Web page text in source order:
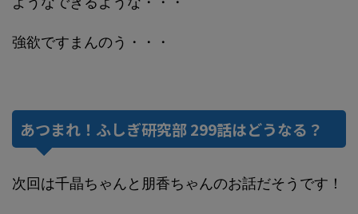
強欲ですまんのう・・・
あつまれ！ふしぎ研究部 299話はどうなる？
次回は千晶ちゃんと朋香ちゃんのお話だそうです！